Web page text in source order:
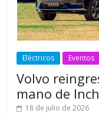
Eléctricos Eventos
Volvo
mano de
18 de julio de 2026